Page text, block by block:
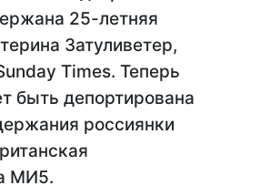
25-летняя
Затуливетер,
Times. Теперь
быть депортирована
россиянки
МИ5.